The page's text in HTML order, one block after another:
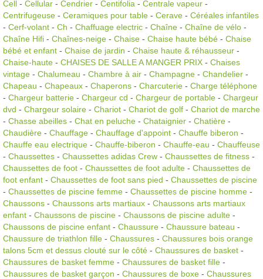
Cell - Cellular - Cendrier - Centifolia - Centrale vapeur -
Centrifugeuse - Ceramiques pour table - Cerave - Céréales infantiles
- Cerf-volant - Ch - Chaffuage electric - Chaîne - Chaîne de vélo -
Chaîne Hifi - Chaînes-neige - Chaise - Chaise haute bébé - Chaise
bébé et enfant - Chaise de jardin - Chaise haute & réhausseur -
Chaise-haute - CHAISES DE SALLE A MANGER PRIX - Chaises
vintage - Chalumeau - Chambre à air - Champagne - Chandelier -
Chapeau - Chapeaux - Chaperons - Charcuterie - Charge téléphone
- Chargeur batterie - Chargeur cd - Chargeur de portable - Chargeur
dvd - Chargeur solaire - Chariot - Chariot de golf - Chariot de marche
- Chasse abeilles - Chat en peluche - Chataignier - Chatière -
Chaudière - Chauffage - Chauffage d'appoint - Chauffe biberon -
Chauffe eau electrique - Chauffe-biberon - Chauffe-eau - Chauffeuse
- Chaussettes - Chaussettes adidas Crew - Chaussettes de fitness -
Chaussettes de foot - Chaussettes de foot adulte - Chaussettes de
foot enfant - Chaussettes de foot sans pied - Chaussettes de piscine
- Chaussettes de piscine femme - Chaussettes de piscine homme -
Chaussons - Chaussons arts martiaux - Chaussons arts martiaux
enfant - Chaussons de piscine - Chaussons de piscine adulte -
Chaussons de piscine enfant - Chaussure - Chaussure bateau -
Chaussure de triathlon fille - Chaussures - Chaussures bois orange
talons 5cm et dessus clouté sur le côté - Chaussures de basket -
Chaussures de basket femme - Chaussures de basket fille -
Chaussures de basket garçon - Chaussures de boxe - Chaussures